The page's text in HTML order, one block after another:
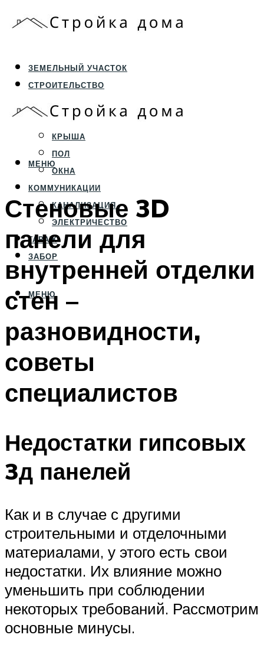
ЗЕМЕЛЬНЫЙ УЧАСТОК
СТРОИТЕЛЬСТВО
ФУНДАМЕНТ И ЦОКОЛЬ
ПЕРЕКРЫТИЯ И СТЕНЫ
КРЫША
ПОЛ
ОКНА
КОММУНИКАЦИИ
КАНАЛИЗАЦИЯ
ЭЛЕКТРИЧЕСТВО
ГАРАЖ
ЗАБОР
МЕНЮ
МЕНЮ
Стеновые 3D
панели для
внутренней отделки
стен –
разновидности,
советы
специалистов
Недостатки гипсовых
3д панелей
Как и в случае с другими
строительными и отделочными
материалами, у этого есть свои
недостатки. Их влияние можно
уменьшить при соблюдении
некоторых требований. Рассмотрим
основные минусы.